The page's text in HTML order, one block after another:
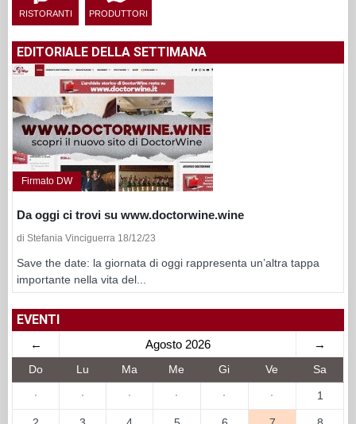
RISTORANTI PRODUTTORI
EDITORIALE DELLA SETTIMANA
Firmato DW
Da oggi ci trovi su www.doctorwine.wine
di Stefania Vinciguerra 18/12/23
Save the date: la giornata di oggi rappresenta un’altra tappa
importante nella vita del...
EVENTI
← Agosto 2026 →
Do Lu Ma Me Gi Ve Sa
· · · · · · 1